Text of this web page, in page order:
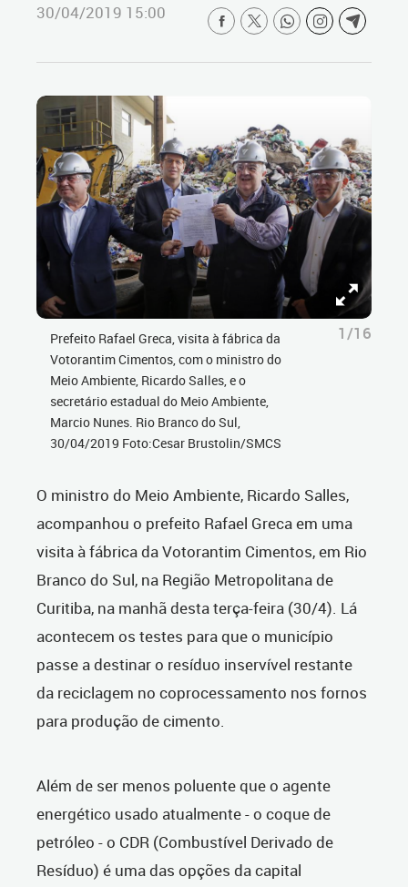
30/04/2019 15:00
Prefeito Rafael Greca, visita à fábrica da
Votorantim Cimentos, com o ministro do
Meio Ambiente, Ricardo Salles, e o
secretário estadual do Meio Ambiente,
Marcio Nunes. Rio Branco do Sul,
30/04/2019 Foto:Cesar Brustolin/SMCS
1/16
O ministro do Meio Ambiente, Ricardo Salles,
acompanhou o prefeito Rafael Greca em uma
visita à fábrica da Votorantim Cimentos, em Rio
Branco do Sul, na Região Metropolitana de
Curitiba, na manhã desta terça-feira (30/4). Lá
acontecem os testes para que o município
passe a destinar o resíduo inservível restante
da reciclagem no coprocessamento nos fornos
para produção de cimento.
Além de ser menos poluente que o agente
energético usado atualmente - o coque de
petróleo - o CDR (Combustível Derivado de
Resíduo) é uma das opções da capital